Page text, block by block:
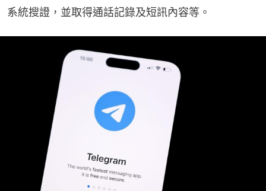
系統搜證，並取得通話記錄及短訊內容等。